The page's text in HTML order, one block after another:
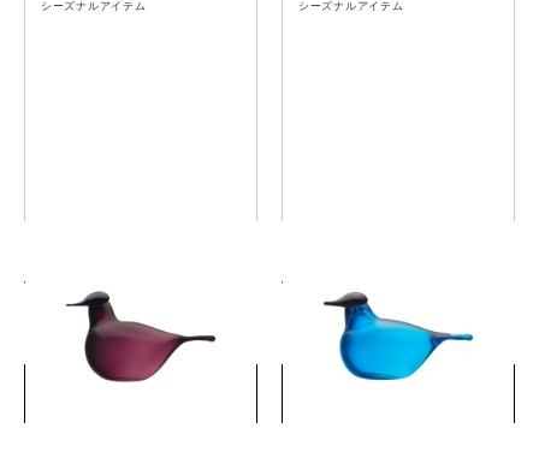
シーズナルアイテム
バード バイ トイッカ チフチ
ャフ ダークライラック
￥49,500
シーズナルアイテム
バード バイ トイッカ チフチ
ャフ ターコイズ
￥49,500